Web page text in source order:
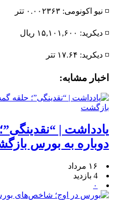
◽️ نیو اکونومی: ۰.۰۰۲۳۶۳ تتر
◽️ دیکرید: ۱۵,۱۰۱,۶۰۰ ریال
◽️ دیکرید: ۱۷.۶۴ تتر
اخبار مشابه:
یادداشت |
دوباره به بورس
۱۶ مرداد
4 بازدید
۰